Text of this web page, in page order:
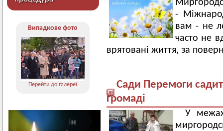
Випадкове фото
Перейти до галереї
-
вам - не
часто не
врятовані життя, за
Сади Перемоги
громаді
У